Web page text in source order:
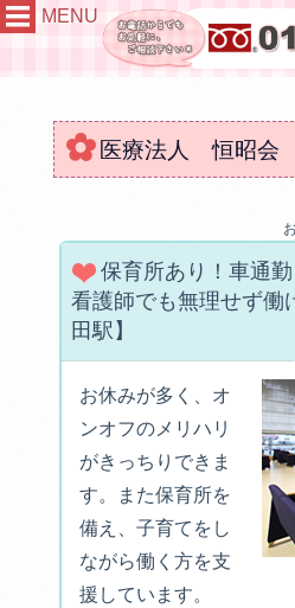
MENU
医療法人 恒昭会
保育所あり！車通
看護師でも無理せず働
田駅】
お休みが多く、オ
ンオフのメリハリ
がきっちりできま
す。また保育所を
備え、子育てをし
ながら働く方を支
援しています。